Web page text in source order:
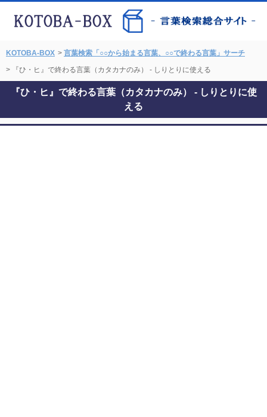
KOTOBA-BOX > 言葉検索「○○から始まる言葉、○○で終わる言葉」サーチ
> 『ひ・ヒ』で終わる言葉（カタカナのみ） - しりとりに使える
『ひ・ヒ』で終わる言葉（カタカナのみ） - しりとりに使
える